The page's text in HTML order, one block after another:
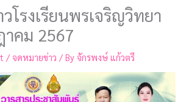
โรงเรียนพรเจริญวิทยา
าคม 2567
/ จดหมายข่าว / By จักรพงษ์ แก้วตรี